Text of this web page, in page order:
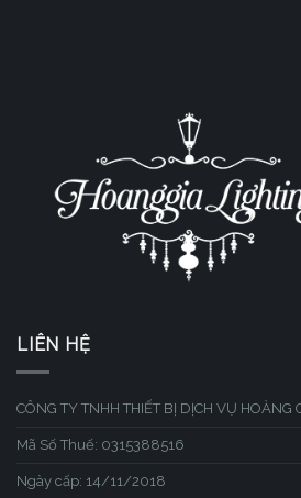
LIÊN HỆ
CÔNG TY TNHH THIẾT BỊ DỊCH VỤ HOÀNG
Mã Số Thuế: 0315388516
Ngày cấp: 14/11/2018